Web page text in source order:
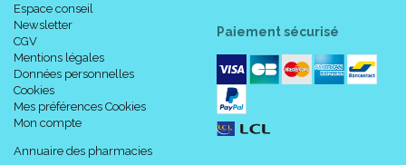
Espace conseil
Newsletter
CGV
Mentions légales
Données personnelles
Cookies
Mes préférences Cookies
Mon compte
Annuaire des pharmacies
Paiement sécurisé